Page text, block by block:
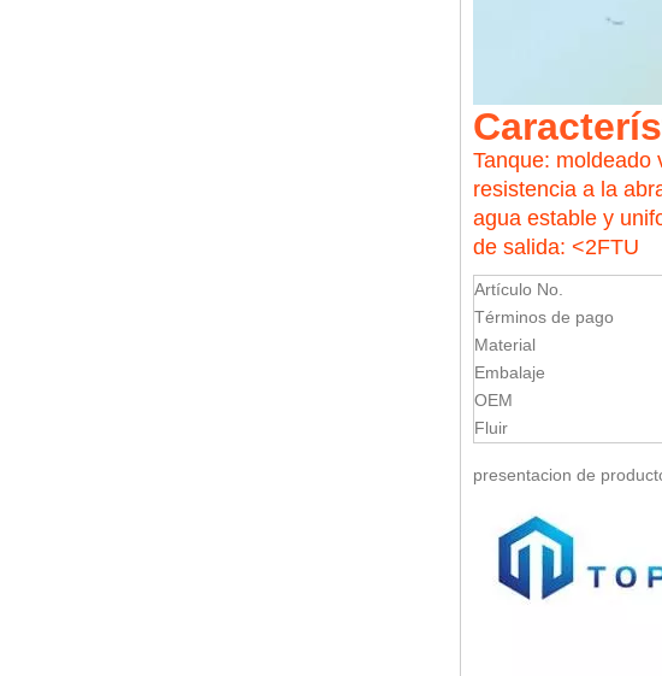
Tanque: moldeado
resistencia a la
agua estable y
de salida: <2FTU
Artículo No.
Términos de pago
Material
Embalaje
OEM
Fluir
presentacion de